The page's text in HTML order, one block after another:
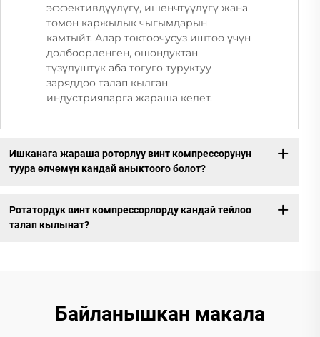
эффективдүүлүгү, ишенчтүүлүгү жана
төмөн каржылык чыгымдарын
камтыйт. Алар токтоочусуз иштөө үчүн
долбоорленген, ошондуктан
түзүлүштүк аба тогуго туруктуу
заряддоо талап кылган
индустрияларга жараша келет.
Ишканага жараша роторлуу винт компрессорунун
туура өлчөмүн кандай аныктоого болот?
Ротатордук винт компрессорлорду кандай тейлөө
талап кылынат?
Байланышкан макала